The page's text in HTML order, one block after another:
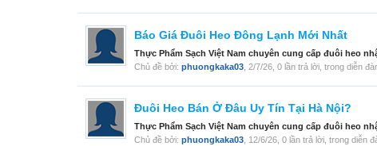
Báo Giá Đuôi Heo Đông Lạnh Mới Nhất
Thực Phẩm Sạch Việt Nam chuyên cung cấp đuôi heo
Chủ đề bởi: phuongkaka03 2/7/26 , 0 lần trả lời, trong diễn
Đuôi Heo Bán Ở Đâu Uy Tín Tại Hà Nội?
Thực Phẩm Sạch Việt Nam chuyên cung cấp đuôi heo
Chủ đề bởi: phuongkaka03 12/6/26 , 0 lần trả lời, trong diễn